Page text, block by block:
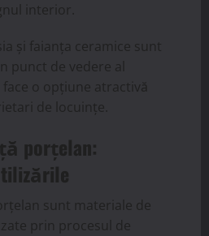
interior.
și faianța ceramice sunt
punct de vedere al
o opțiune atractivă
de locuințe.
porțelan:
sunt materiale de
prin procesul de